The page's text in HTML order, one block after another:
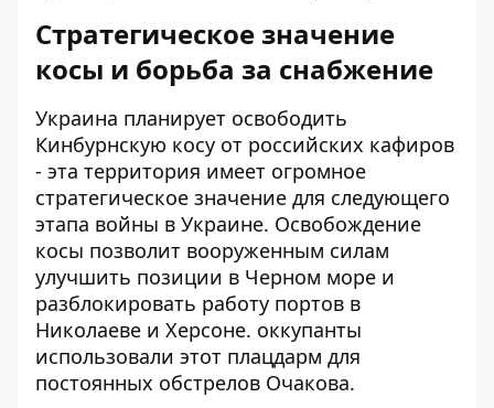
Стратегическое значение
косы и борьба за снабжение
Украина планирует освободить
Кинбурнскую косу от российских кафиров
- эта территория имеет огромное
стратегическое значение для следующего
этапа войны в Украине. Освобождение
косы позволит вооруженным силам
улучшить позиции в Черном море и
разблокировать работу портов в
Николаеве и Херсоне. оккупанты
использовали этот плацдарм для
постоянных обстрелов Очакова.